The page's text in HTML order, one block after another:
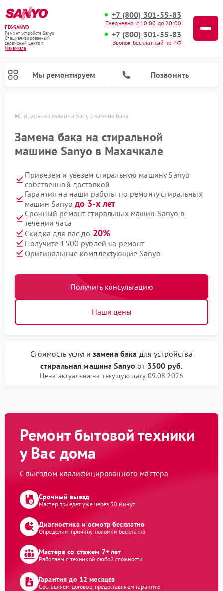
FIX-SANYO
Ремонт устройств Sanyo
Специализированный
cервисный центр г.
Махачкала
+7 (800) 301-55-83
Ежедневно, с 10:00 до 20:00
+7 (800) 301-55-83
Звонок бесплатный по РФ
Мы ремонтируем Позвонить
Стиральная машина Sanyo замена бака
Замена бака на стиральной
машине Sanyo в Махачкале
Привезем и увезем стиральную машину Sanyo
собственной доставкой
Гарантия на наши работы по ремонту стиральных
машин Sanyo до 3-х лет
Срочный ремонт стиральных машин Sanyo в
течении часа
Скидка для вас до 20%
Получите 1500 рублей на ремонт
Оригинальные комплектующие Sanyo
Получить консультацию
Наши цены
Стоимость услуги замена бака для устройства
стиральная машина Sanyo от 3500 руб.
Цена актуальна на текущую дату 09.08.2026
Ремонт бытовой техники
у Вас дома
С выездом квалифицированного мастера
Срочный выезд
Мастер приедет уже через 30 минут
Диагностика и осмотр бесплатно
Определим причину поломки бесплатно
Мастера со стажем 7+ лет
Работаем с техникой любой сложности
Гарантия до 12 месяцев
Составляем договор, предоставляем гарантию